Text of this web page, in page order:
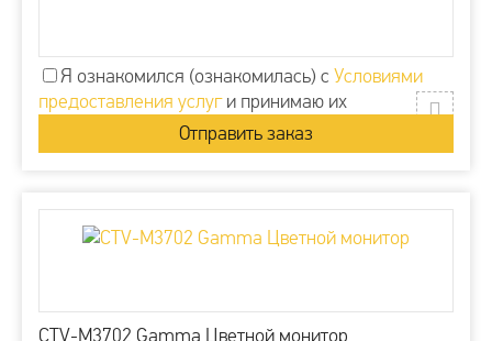
Я ознакомился (ознакомилась) с Условиями
предоставления услуги принимаю их
CTV-M3702 Gamma Цветной монитор